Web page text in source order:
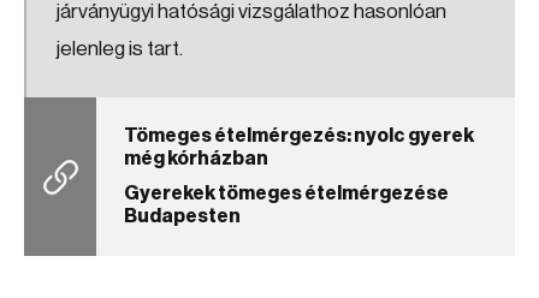
járványügyi hatósági vizsgálathoz hasonlóan
jelenleg is tart.
Tömeges ételmérgezés: nyolc gyerek
még kórházban
Gyerekek tömeges ételmérgezése
Budapesten